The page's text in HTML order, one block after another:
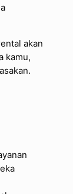
akan
kamu,